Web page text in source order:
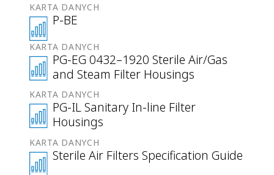
KARTA DANYCH
P-BE
KARTA DANYCH
PG-EG 0432–1920 Sterile Air/Gas
and Steam Filter Housings
KARTA DANYCH
PG-IL Sanitary In-line Filter
Housings
KARTA DANYCH
Sterile Air Filters Specification Guide